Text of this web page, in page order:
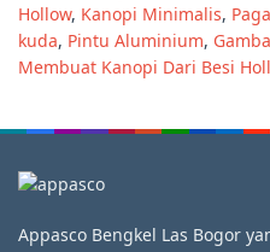
Hollow, Kanopi Minimalis,
kuda, Pintu Aluminium,
Membuat Kanopi Dari Besi
Appasco Bengkel Las Bogor